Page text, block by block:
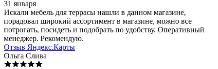
31 января
Искали мебель для террасы нашли в данном магазине,
порадовал широкий ассортимент в магазине, можно все
потрогать, посидеть и подобрать по удобству. Оперативный
менеджер. Рекомендую.
Отзыв Яндекс.Карты
Ольга Слива